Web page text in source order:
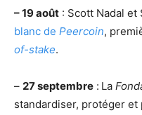
– 19 août : Scott Nadal
blanc de Peercoin,
of-stake.
– 27 septembre : La
standardiser, protéger